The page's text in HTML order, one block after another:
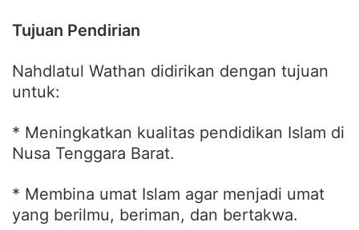
Tujuan Pendirian
Nahdlatul Wathan didirikan dengan tujuan
untuk:
* Meningkatkan kualitas pendidikan Islam di
Nusa Tenggara Barat.
* Membina umat Islam agar menjadi umat
yang berilmu, beriman, dan bertakwa.